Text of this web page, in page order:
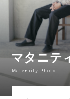
マタニテ
Maternity Photo